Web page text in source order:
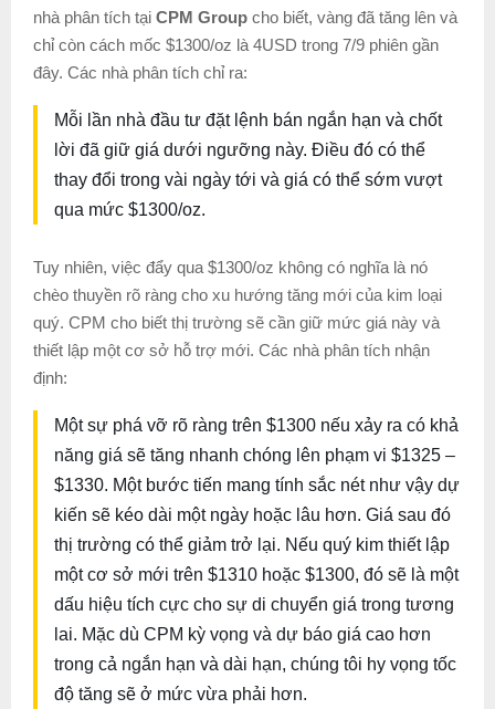
nhà phân tích tại CPM Group cho biết, vàng đã tăng lên và
chỉ còn cách mốc $1300/oz là 4USD trong 7/9 phiên gần
đây. Các nhà phân tích chỉ ra:
Mỗi lần nhà đầu tư đặt lệnh bán ngắn hạn và chốt
lời đã giữ giá dưới ngưỡng này. Điều đó có thể
thay đổi trong vài ngày tới và giá có thể sớm vượt
qua mức $1300/oz.
Tuy nhiên, việc đẩy qua $1300/oz không có nghĩa là nó
chèo thuyền rõ ràng cho xu hướng tăng mới của kim loại
quý. CPM cho biết thị trường sẽ cần giữ mức giá này và
thiết lập một cơ sở hỗ trợ mới. Các nhà phân tích nhận
định:
Một sự phá vỡ rõ ràng trên $1300 nếu xảy ra có khả
năng giá sẽ tăng nhanh chóng lên phạm vi $1325 –
$1330. Một bước tiến mang tính sắc nét như vậy dự
kiến ​​sẽ kéo dài một ngày hoặc lâu hơn. Giá sau đó
thị trường có thể giảm trở lại. Nếu quý kim thiết lập
một cơ sở mới trên $1310 hoặc $1300, đó sẽ là một
dấu hiệu tích cực cho sự di chuyển giá trong tương
lai. Mặc dù CPM kỳ vọng và dự báo giá cao hơn
trong cả ngắn hạn và dài hạn, chúng tôi hy vọng tốc
độ tăng sẽ ở mức vừa phải hơn.